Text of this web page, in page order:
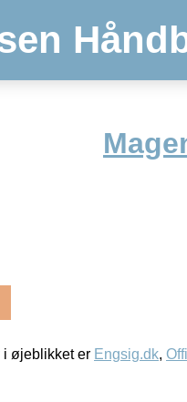
i øjeblikket er Engsig.dk,